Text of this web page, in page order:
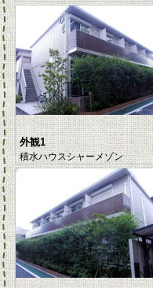
外観1
積水ハウスシャーメゾン